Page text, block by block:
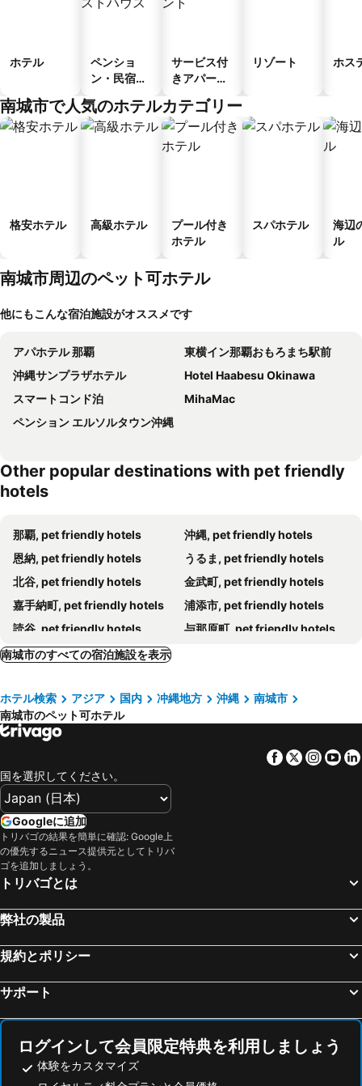
ホテル
ペンショ
ン・民宿・
ス
サービス付
きアパート
リゾート ホス
南城市で人気のホテルカテゴリー
格安ホテル 高級ホテル
プール付き
ホテル
スパホテル
海辺
ル
南城市周辺のペット可ホテル
他にもこんな宿泊施設がオススメです
アパホテル 那覇
東横イン那覇おもろまち駅前
沖縄サンプラザホテル
Hotel Haabesu Okinawa
スマートコンド泊
MihaMac
ペンション エルソルタウン沖縄
Other popular destinations with pet friendly
hotels
那覇, pet friendly hotels
沖縄, pet friendly hotels
恩納, pet friendly hotels
うるま, pet friendly hotels
北谷, pet friendly hotels
金武町, pet friendly hotels
嘉手納町, pet friendly hotels
浦添市, pet friendly hotels
読谷, pet friendly hotels
与那原町, pet friendly hotels
宜野湾, pet friendly hotels
北中城村, pet friendly hotels
豊見城市, pet friendly hotels
南城市のすべての宿泊施設を表示
ホテル検索 アジア 国内 冲縄地方 沖縄
南城市
南城市のペット可ホテル
Facebook
Twitter
国を選択してください。
Googleに追加
トリバゴの結果を簡単に確認: Google上
の優先するニュース提供元としてトリバ
ゴを追加しましょう。
トリバゴとは
弊社の製品
規約とポリシー
サポート
ログインして会員限定特典を利用しましょう
体験をカスタマイズ